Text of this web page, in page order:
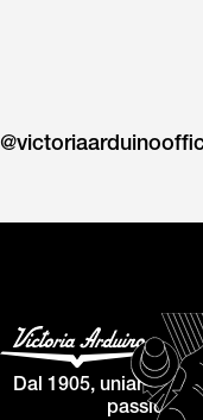
Dal 1905, uniamo
passione